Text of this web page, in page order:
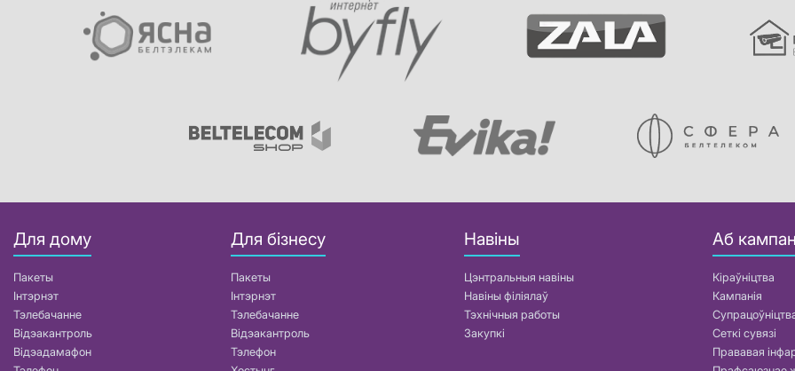
Для дому
Пакеты
Інтэрнэт
Тэлебачанне
Відэакантроль
Відэадамафон
Для бізнесу
Пакеты
Інтэрнэт
Тэлебачанне
Відэакантроль
Тэлефон
Навіны
Цэнтральныя навіны
Навіны філіялаў
Тэхнічныя работы
Закупкі
Аб
Кіраўніцтва
Кампанія
Сеткі сувязі
Прававая